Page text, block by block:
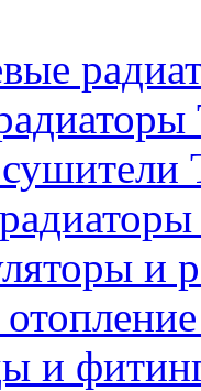
и
и